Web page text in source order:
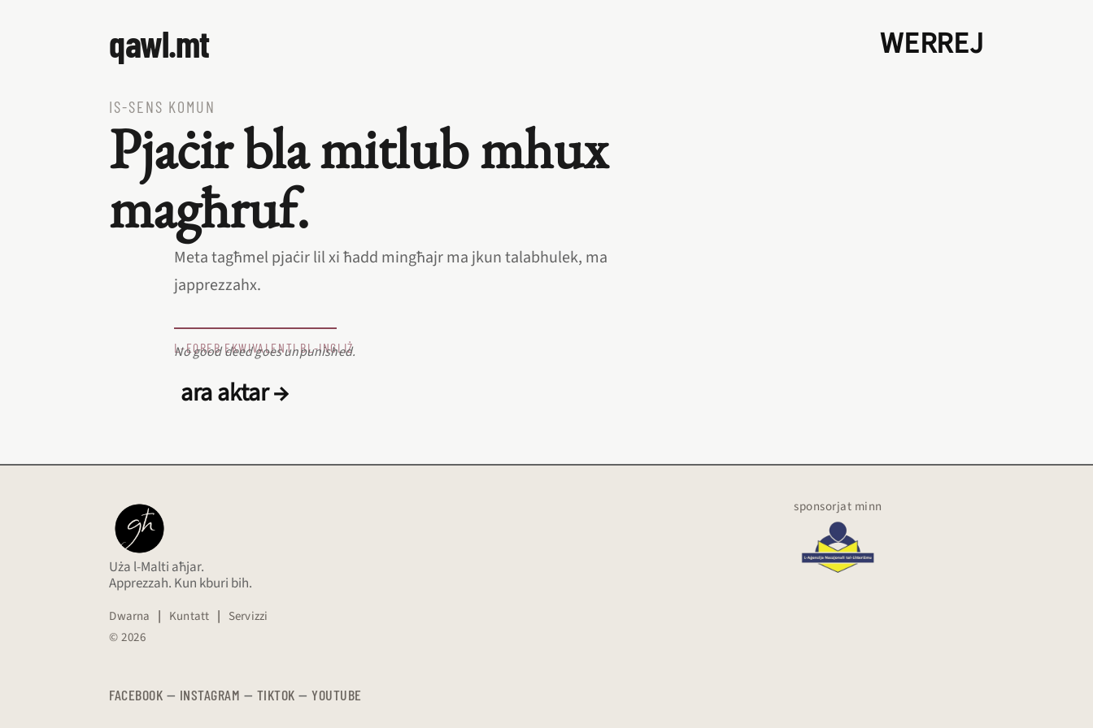
qawl.mt WERREJ
IS‑SENS KOMUN
Pjaċir bla mitlub mhux
magħruf.
Meta tagħmel pjaċir lil xi ħadd mingħajr ma jkun talabhulek, ma
japprezzahx.
L‑EQREB EKWIVALENTI BL‑INGLIŻ
No good deed goes unpunished.
ara aktar →
Uża l-Malti aħjar.
Apprezzah. Kun kburi bih.
Dwarna | Kuntatt | Servizzi
© 2026
FACEBOOK — INSTAGRAM — TIKTOK — YOUTUBE
sponsorjat minn